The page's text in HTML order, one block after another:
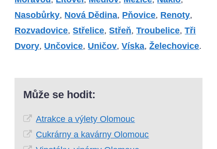
Nasobůrky, Nová Dědina, Pňovice, Renoty,
Rozvadovice,Střelice,Střeň,Troubelice,Tři
Dvory, Unčovice, Uničov,Víska,Želechovice.
Může se hodit:
Atrakce a výlety Olomouc
Cukrárny a kavárny Olomouc